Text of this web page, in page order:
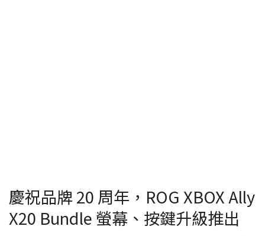
慶祝品牌 20 周年，ROG XBOX Ally
X20 Bundle 螢幕、按鍵升級推出